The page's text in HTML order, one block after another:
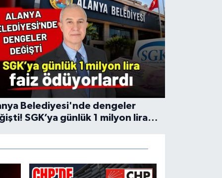
Belediyesi'nde dengeler
SGK’ya günlük 1 milyon lira